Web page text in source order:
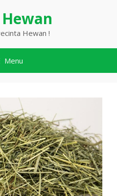
Hewan !
Menu